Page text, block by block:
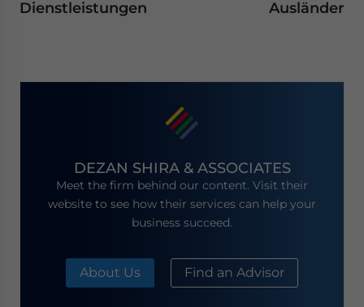
Dienstleistungen
Ausländer
DEZAN SHIRA & ASSOCIATES
Meet the firm behind our content. Visit their
website to see how their services can help your
business succeed.
About Us Find an Advisor